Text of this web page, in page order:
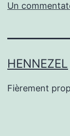
Un
HENNEZEL
Fièrement